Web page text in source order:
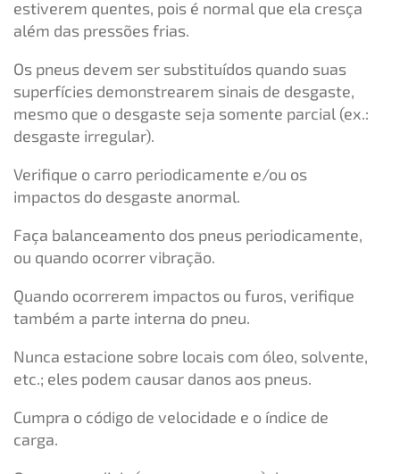
estiverem quentes, pois é normal que ela cresça
além das pressões frias.
Os pneus devem ser substituídos quando suas
superfícies demonstrearem sinais de desgaste,
mesmo que o desgaste seja somente parcial (ex.:
desgaste irregular).
Verifique o carro periodicamente e/ou os
impactos do desgaste anormal.
Faça balanceamento dos pneus periodicamente,
ou quando ocorrer vibração.
Quando ocorrerem impactos ou furos, verifique
também a parte interna do pneu.
Nunca estacione sobre locais com óleo, solvente,
etc.; eles podem causar danos aos pneus.
Cumpra o código de velocidade e o índice de
carga.